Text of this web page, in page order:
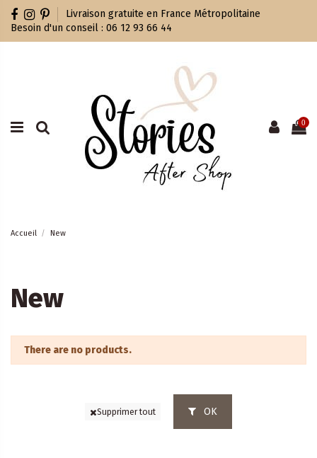
Livraison gratuite en France Métropolitaine
Besoin d'un conseil : 06 12 93 66 44
0
Accueil New
New
There are no products.
Supprimer tout OK